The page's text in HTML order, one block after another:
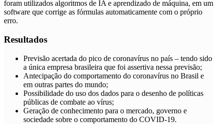
foram utilizados algoritmos de IA e aprendizado de máquina, em um
software que corrige as fórmulas automaticamente com o próprio
erro.
Resultados
Previsão acertada do pico de coronavírus no país – tendo sido
a única empresa brasileira que foi assertiva nessa previsão;
Antecipação do comportamento do coronavírus no Brasil e
em outras partes do mundo;
Possibilidade do uso dos dados para o desenho de políticas
públicas de combate ao vírus;
Geração de conhecimento para o mercado, governo e
sociedade sobre o comportamento do COVID-19.